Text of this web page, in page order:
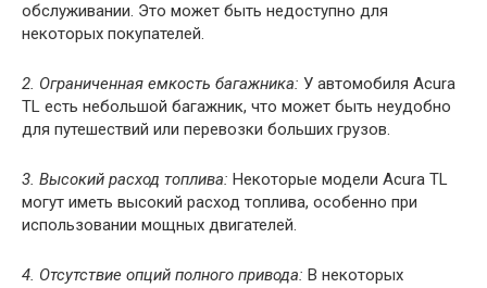
обслуживании. Это может быть недоступно для
некоторых покупателей.
2. Ограниченная емкость багажника: У автомобиля Acura
TL есть небольшой багажник, что может быть неудобно
для путешествий или перевозки больших грузов.
3. Высокий расход топлива: Некоторые модели Acura TL
могут иметь высокий расход топлива, особенно при
использовании мощных двигателей.
4. Отсутствие опций полного привода: В некоторых